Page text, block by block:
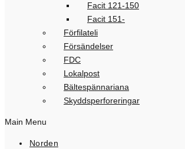
Facit 121-150
Facit 151-
Förfilateli
Försändelser
FDC
Lokalpost
Bältespännariana
Skyddsperforeringar
Main Menu
Norden